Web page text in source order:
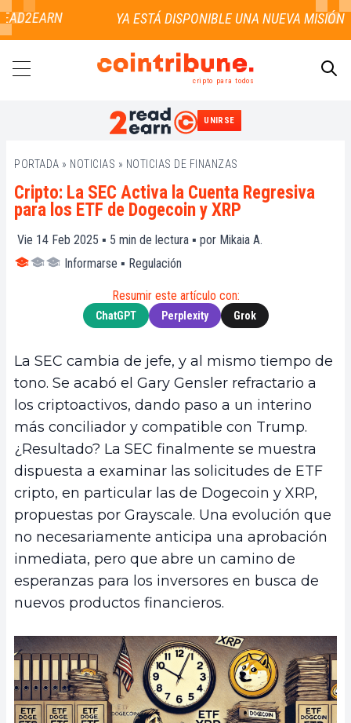
cripto para todos
UNIRSE
PORTADA » NOTICIAS » NOTICIAS DE FINANZAS
Cripto: La SEC Activa la Cuenta Regresiva
para los ETF de Dogecoin y XRP
Vie 14 Feb 2025 ▪ 5 min de lectura ▪ por Mikaia A.
Informarse ▪ Regulación
Resumir este artículo con:
ChatGPT Perplexity Grok
La SEC cambia de jefe, y al mismo tiempo de
tono. Se acabó el Gary Gensler refractario a
los criptoactivos, dando paso a un interino
más conciliador y compatible con Trump.
¿Resultado? La SEC finalmente se muestra
dispuesta a examinar las solicitudes de ETF
cripto, en particular las de Dogecoin y XRP,
propuestas por Grayscale. Una evolución que
no necesariamente anticipa una aprobación
inmediata, pero que abre un camino de
esperanzas para los inversores en busca de
nuevos productos financieros.